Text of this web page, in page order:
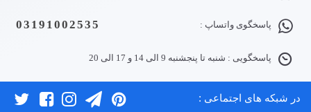
پاسخگوی واتساپ : 03191002535
پاسخگویی : شنبه تا پنجشنبه 9 الی 14 و 17 الی 20
در شبکه های اجتماعی :